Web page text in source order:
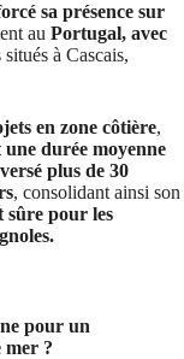
sa présence sur
au Portugal, avec
à Cascais,
en zone côtière,
durée moyenne
plus de 30
, consolidant ainsi son
sûre pour les
pour un
mer ?